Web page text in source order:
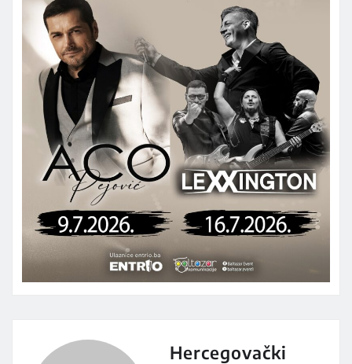
Hercegovački